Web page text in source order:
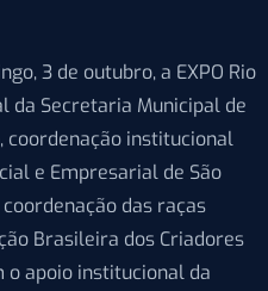
3 de outubro, a EXPO Rio
da Secretaria Municipal de
institucional
e Empresarial de São
das raças
Brasileira dos Criadores
o apoio institucional da